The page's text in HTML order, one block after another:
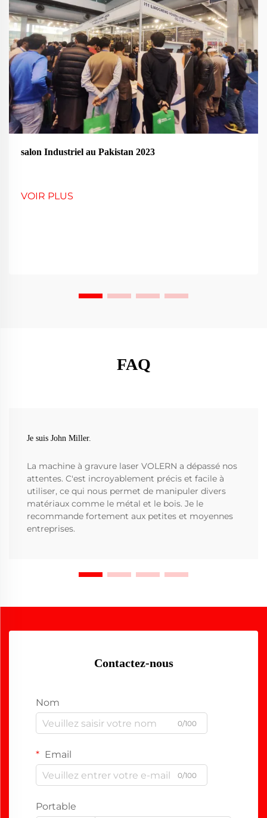
salon Industriel au Pakistan 2023
VOIR PLUS
FAQ
Je suis John Miller.
La machine à gravure laser VOLERN a dépassé nos
attentes. C'est incroyablement précis et facile à
utiliser, ce qui nous permet de manipuler divers
matériaux comme le métal et le bois. Je le
recommande fortement aux petites et moyennes
entreprises.
Contactez-nous
Nom
0/100
Email
0/100
Portable